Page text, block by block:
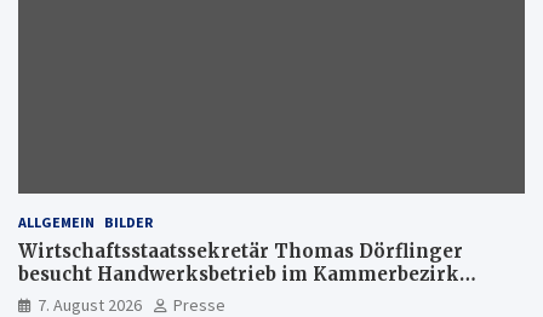
ALLGEMEIN BILDER
Wirtschaftsstaatssekretär Thomas Dörflinger
besucht Handwerksbetrieb im Kammerbezirk
Freiburg
7. August 2026 Presse